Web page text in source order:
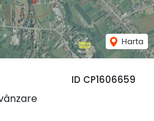
ID CP1606659
Harta